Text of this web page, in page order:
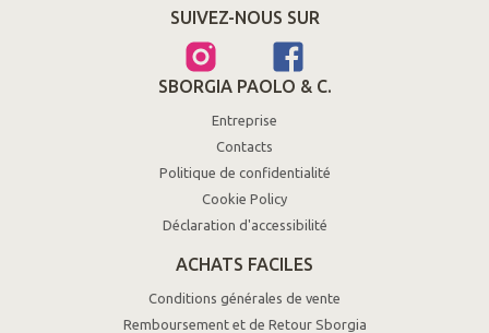
SUIVEZ-NOUS SUR
SBORGIA PAOLO & C.
Entreprise
Contacts
Politique de confidentialité
Cookie Policy
Déclaration d'accessibilité
ACHATS FACILES
Conditions générales de vente
Remboursement et de Retour Sborgia